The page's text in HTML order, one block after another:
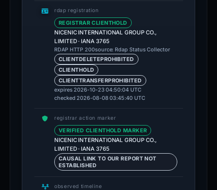
rdap registration
REGISTRAR CLIENTHOLD
NICENIC INTERNATIONAL GROUP CO.,
LIMITED · IANA 3765
RDAP HTTP 200source: Rdap Status Collector
CLIENTDELETEPROHIBITED
CLIENTHOLD
CLIENTTRANSFERPROHIBITED
expires 2026-10-23 04:50:04 UTC
checked 2026-08-08 03:45:40 UTC
registrar action marker
VERIFIED CLIENTHOLD MARKER
NICENIC INTERNATIONAL GROUP CO.,
LIMITED · IANA 3765
CAUSAL LINK TO OUR REPORT NOT
ESTABLISHED
observed timeline